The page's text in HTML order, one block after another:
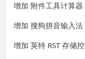
增加 附件工具计算器
增加 搜狗拼音输入法
增加 英特 RST 存储